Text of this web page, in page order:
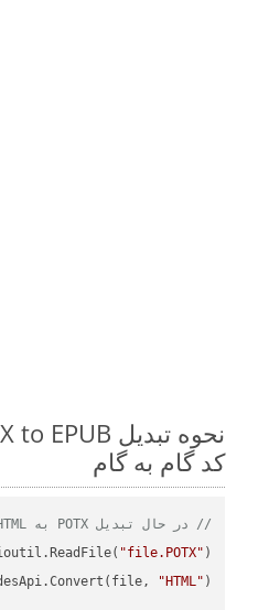
کد گام به گام
// در حال تبدیل POTX به HTML
"file.POTX"
"HTML"